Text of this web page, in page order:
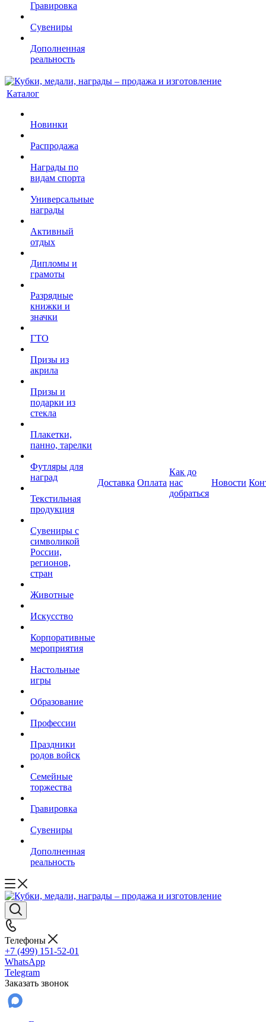
Гравировка
Сувениры
Дополненная
реальность
Каталог
Новинки
Распродажа
Награды по
видам спорта
Универсальные
награды
Активный
отдых
Дипломы и
грамоты
Разрядные
книжки и
значки
ГТО
Призы из
акрила
Призы и
подарки из
стекла
Плакетки,
панно, тарелки
Футляры для
наград
Текстильная
продукция
Сувениры с
символикой
России,
регионов,
стран
Животные
Искусство
Корпоративные
мероприятия
Настольные
игры
Образование
Профессии
Праздники
родов войск
Семейные
торжества
Гравировка
Сувениры
Дополненная
реальность
Доставка Оплата
Как до
нас
добраться
Новости
Телефоны
+7 (499) 151-52-01
WhatsApp
Telegram
Заказать звонок